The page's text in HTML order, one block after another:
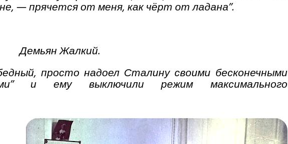
— прячется от меня, как чёрт от ладана”.
Демьян Жалкий.
просто надоел Сталину своими бесконечными
и ему выключили режим максимального